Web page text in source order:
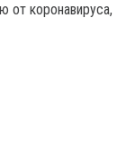
от коронавируса,